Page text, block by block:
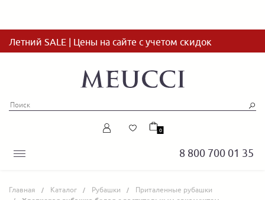
Летний SALE | Цены на сайте с учетом скидок
8 800 700 01 35
0
Главная Каталог Рубашки Приталенные рубашки